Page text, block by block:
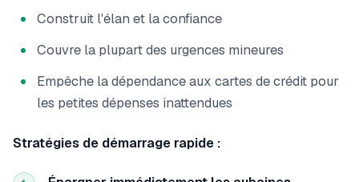
Construit l'élan et la confiance
Couvre la plupart des urgences mineures
Empêche la dépendance aux cartes de crédit pour
les petites dépenses inattendues
Stratégies de démarrage rapide :